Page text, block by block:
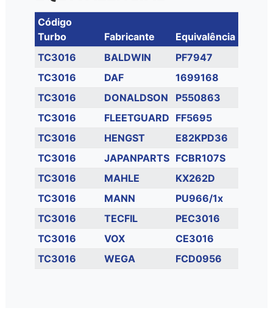
Código
Turbo
Fabricante
Equivalência
TC3016
BALDWIN
PF7947
TC3016
DAF
1699168
TC3016
DONALDSON
P550863
TC3016
FLEETGUARD FF5695
TC3016
HENGST
E82KPD36
TC3016
JAPANPARTS FCBR107S
TC3016
MAHLE
KX262D
TC3016
MANN
PU966/1x
TC3016
TECFIL
PEC3016
TC3016
VOX
CE3016
TC3016
WEGA FCD0956